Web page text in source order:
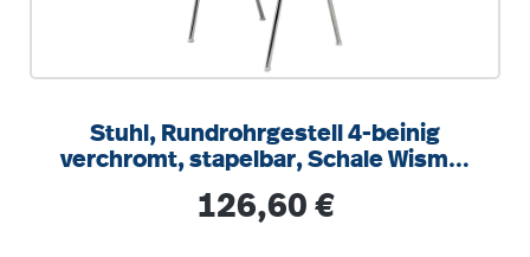
Stuhl, Rundrohrgestell 4-beinig
verchromt, stapelbar, Schale Wismar
Regulärer Preis:
126,60 €